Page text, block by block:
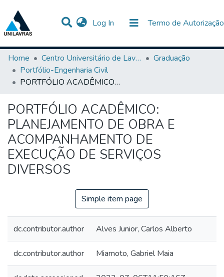
Log In (current) Termo de Autorização
Communities & Collections
Statistics
All of DSpace
Home
Centro Universitário de Lavras-UNILAVRAS
Graduação
Portfólio-Engenharia Civil
PORTFÓLIO ACADÊMICO: PLANEJAMENTO DE OBRA E ACOMPANHAMENTO DE EXECUÇÃO DE SERVIÇOS DIVERSOS
PORTFÓLIO ACADÊMICO:
PLANEJAMENTO DE OBRA E
ACOMPANHAMENTO DE
EXECUÇÃO DE SERVIÇOS
DIVERSOS
Simple item page
dc.contributor.author Alves Junior, Carlos Alberto
dc.contributor.author Miamoto, Gabriel Maia